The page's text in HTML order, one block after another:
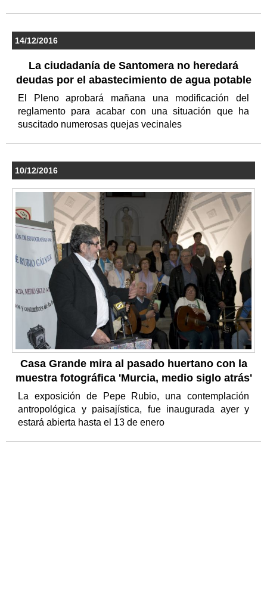
14/12/2016
La ciudadanía de Santomera no heredará
deudas por el abastecimiento de agua potable
El Pleno aprobará mañana una modificación del
reglamento para acabar con una situación que ha
suscitado numerosas quejas vecinales
10/12/2016
Casa Grande mira al pasado huertano con la
muestra fotográfica 'Murcia, medio siglo atrás'
La exposición de Pepe Rubio, una contemplación
antropológica y paisajística, fue inaugurada ayer y
estará abierta hasta el 13 de enero